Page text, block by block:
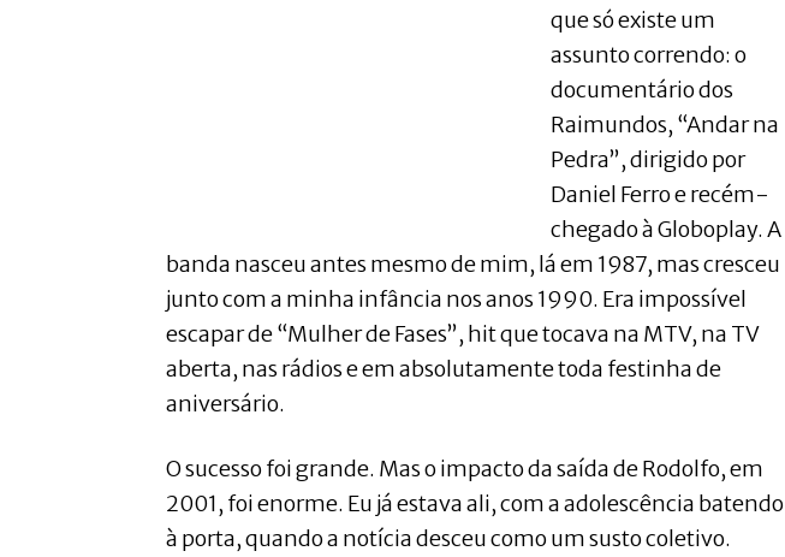
que só existe um
assunto correndo: o
documentário dos
Raimundos, “Andar na
Pedra”, dirigido por
Daniel Ferro e recém-
chegado à Globoplay. A
banda nasceu antes mesmo de mim, lá em 1987, mas cresceu
junto com a minha infância nos anos 1990. Era impossível
escapar de “Mulher de Fases”, hit que tocava na MTV, na TV
aberta, nas rádios e em absolutamente toda festinha de
aniversário.
O sucesso foi grande. Mas o impacto da saída de Rodolfo, em
2001, foi enorme. Eu já estava ali, com a adolescência batendo
à porta, quando a notícia desceu como um susto coletivo.